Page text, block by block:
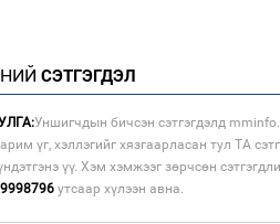
СЭТГЭГДЭЛ
Уншигчдын бичсэн сэтгэгдэлд
үг, хэллэгийг хязгаарласан тул ТА
үү. Хэм хэмжээг зөрчсөн
утсаар хүлээн авна.